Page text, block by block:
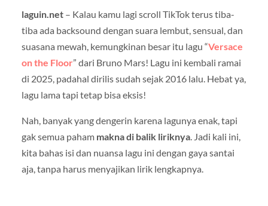
laguin.net– Kalau kamu lagi scroll TikTok terus tiba-
tiba ada backsound dengan suara lembut, sensual, dan
suasana mewah, kemungkinan besar itu lagu “Versace
on the Floor” dari Bruno Mars! Lagu ini kembali ramai
di 2025, padahal dirilis sudah sejak 2016 lalu. Hebat ya,
lagu lama tapi tetap bisa eksis!
Nah, banyak yang dengerin karena lagunya enak, tapi
gak semua paham makna di balik liriknya. Jadi kali ini,
kita bahas isi dan nuansa lagu ini dengan gaya santai
aja, tanpa harus menyajikan lirik lengkapnya.